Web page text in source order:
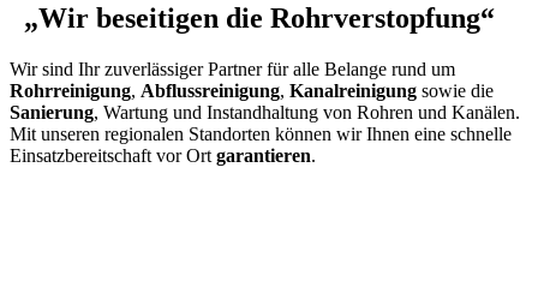
„Wir beseitigen die Rohrverstopfung“
Wir sind Ihr zuverlässiger Partner für alle Belange rund um
Rohrreinigung, Abflussreinigung, Kanalreinigung sowie die
Sanierung, Wartung und Instandhaltung von Rohren und Kanälen.
Mit unseren regionalen Standorten können wir Ihnen eine schnelle
Einsatzbereitschaft vor Ort garantieren.